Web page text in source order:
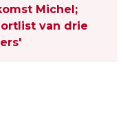
Michel;
van drie